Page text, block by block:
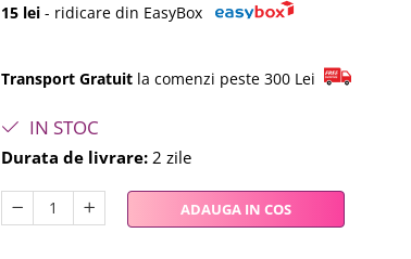
15 lei - ridicare din EasyBox
Transport Gratuit la comenzi peste 300 Lei
IN STOC
Durata de livrare: 2 zile
ADAUGA IN COS